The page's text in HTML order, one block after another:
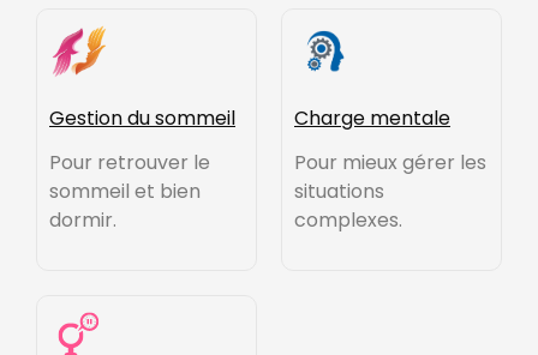
Gestion du sommeil
Pour retrouver le
sommeil et bien
dormir.
Charge mentale
Pour mieux gérer les
situations
complexes.